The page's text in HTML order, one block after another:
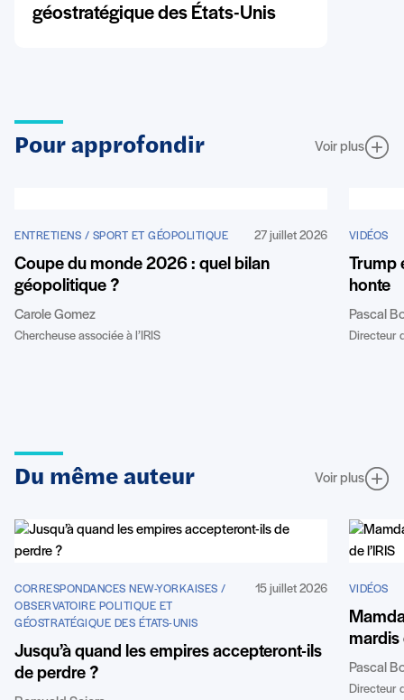
géostratégique des États-Unis
Pour approfondir Voir plus
ENTRETIENS / SPORT ET GÉOPOLITIQUE 27 juillet 2026
Coupe du monde 2026 : quel bilan
géopolitique ?
Carole Gomez
Chercheuse associée à l’IRIS
VIDÉOS
Trump
honte
Pascal
Directeur
Du même auteur Voir plus
CORRESPONDANCES NEW-YORKAISES /
OBSERVATOIRE POLITIQUE ET
GÉOSTRATÉGIQUE DES ÉTATS-UNIS
15 juillet 2026
Jusqu’à quand les empires accepteront-ils
de perdre ?
VIDÉOS
mardis
Pascal
Directeur